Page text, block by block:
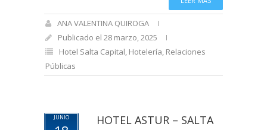
ANA VALENTINA QUIROGA
Publicado el 28 marzo, 2025
Hotel Salta Capital, Hotelería, Relaciones
Públicas
JUNIO HOTEL ASTUR – SALTA